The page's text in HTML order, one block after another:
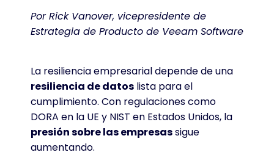
Por Rick Vanover, vicepresidente de
Estrategia de Producto de Veeam Software
La resiliencia empresarial depende de una
resiliencia de datos lista para el
cumplimiento. Con regulaciones como
DORA en la UE y NIST en Estados Unidos, la
presión sobre las empresassigue
aumentando.